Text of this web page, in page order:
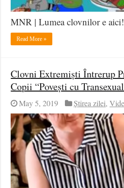
MNR | Lumea clovnilor e aici!
Read More »
Clovni Extremiști Întrerup
Copii “Povești cu
May 5, 2019 Știrea zilei,